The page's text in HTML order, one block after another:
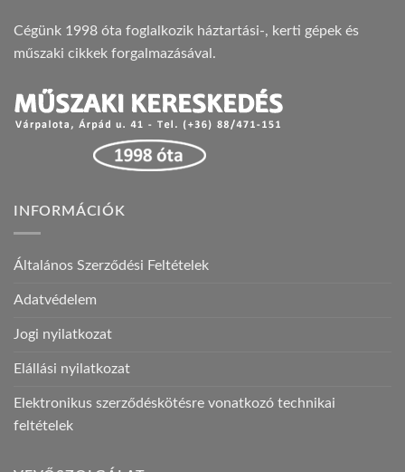
Cégünk 1998 óta foglalkozik háztartási-, kerti gépek és
műszaki cikkek forgalmazásával.
INFORMÁCIÓK
Általános Szerződési Feltételek
Adatvédelem
Jogi nyilatkozat
Elállási nyilatkozat
Elektronikus szerződéskötésre vonatkozó technikai
feltételek